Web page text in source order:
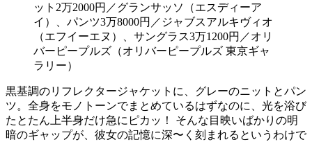
ット2万2000円／グランサッソ（エスディーア
イ）、パンツ3万8000円／ジャブスアルキヴィオ
（エフイーエヌ）、サングラス3万1200円／オリ
バーピープルズ（オリバーピープルズ 東京ギャ
ラリー）
黒基調のリフレクタージャケットに、グレーのニットとパン
ツ。全身をモノトーンでまとめているはずなのに、光を浴び
たとたん上半身だけ急にピカッ！ そんな目映いばかりの明
暗のギャップが、彼女の記憶に深〜く刻まれるというわけで